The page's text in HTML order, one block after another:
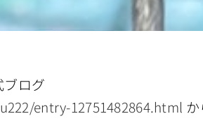
ブログ
entry-12751482864.html